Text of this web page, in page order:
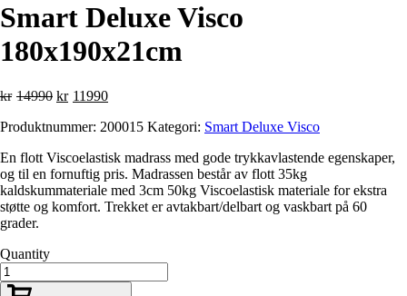
Smart Deluxe Visco
180x190x21cm
kr 14990 Opprinnelig
var:
kr 11990Nåværende
er:
Produktnummer: 200015 Kategori: Smart Deluxe Visco
En flott Viscoelastisk madrass med gode trykkavlastende egenskaper,
og til en fornuftig pris. Madrassen består av flott 35kg
kaldskummateriale med 3cm 50kg Viscoelastisk materiale for ekstra
støtte og komfort. Trekket er avtakbart/delbart og vaskbart på 60
grader.
Quantity